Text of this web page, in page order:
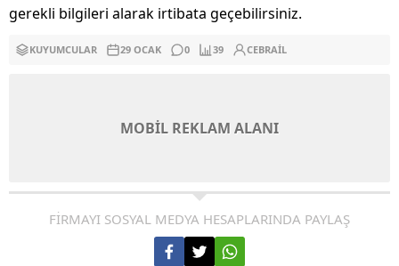
gerekli bilgileri alarak irtibata geçebilirsiniz.
KUYUMCULAR 29 OCAK 0 39 CEBRAIL
MOBİL REKLAM ALANI
FİRMAYI SOSYAL MEDYA HESAPLARINDA PAYLAŞ